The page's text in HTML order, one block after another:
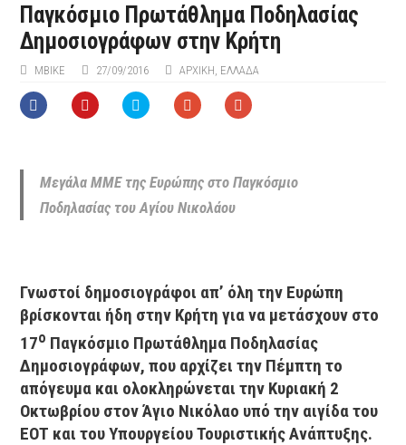
Παγκόσμιο Πρωτάθλημα Ποδηλασίας
Δημοσιογράφων στην Κρήτη
MBIKE 27/09/2016 ΑΡΧΙΚΉ ΕΛΛΑΔΑ
Μεγάλα ΜΜΕ της Ευρώπης στο Παγκόσμιο
Ποδηλασίας του Αγίου Νικολάου
Γνωστοί δημοσιογράφοι απ’ όλη την Ευρώπη
βρίσκονται ήδη στην Κρήτη για να μετάσχουν στο
17ο Παγκόσμιο Πρωτάθλημα Ποδηλασίας
Δημοσιογράφων, που αρχίζει την Πέμπτη το
απόγευμα και ολοκληρώνεται την Κυριακή 2
Οκτωβρίου στον Άγιο Νικόλαο υπό την αιγίδα του
ΕΟΤ και του Υπουργείου Τουριστικής Ανάπτυξης.